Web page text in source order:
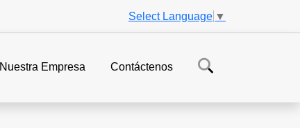
Select Language ▼
Nuestra Empresa Contáctenos